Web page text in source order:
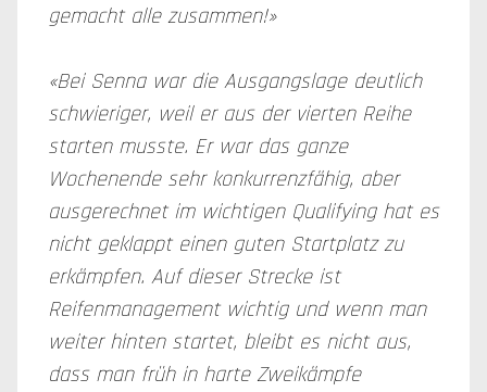
gemacht alle zusammen!»
«Bei Senna war die Ausgangslage deutlich
schwieriger, weil er aus der vierten Reihe
starten musste. Er war das ganze
Wochenende sehr konkurrenzfähig, aber
ausgerechnet im wichtigen Qualifying hat es
nicht geklappt einen guten Startplatz zu
erkämpfen. Auf dieser Strecke ist
Reifenmanagement wichtig und wenn man
weiter hinten startet, bleibt es nicht aus,
dass man früh in harte Zweikämpfe